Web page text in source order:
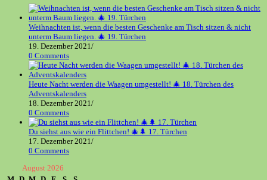
Weihnachten ist, wenn die besten Geschenke am Tisch sitzen & nicht
unterm Baum liegen. 🎄 19. Türchen
19. Dezember 2021/
0 Comments
Heute Nacht werden die Waagen umgestellt! 🎄 18. Türchen des
Adventskalenders
18. Dezember 2021/
0 Comments
Du siehst aus wie ein Flittchen! 🎄🌲 17. Türchen
17. Dezember 2021/
0 Comments
August 2026